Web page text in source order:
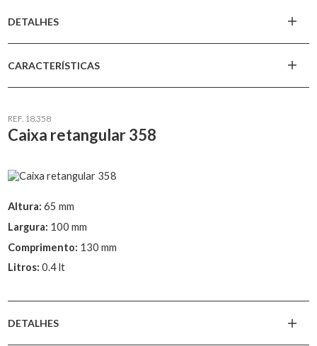
DETALHES
CARACTERÍSTICAS
REF. 18.358
Caixa retangular 358
Altura: 65 mm
Largura: 100 mm
Comprimento: 130 mm
Litros: 0.4 lt
DETALHES